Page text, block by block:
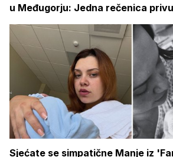
u Međugorju: Jedna rečenica
Sjećate se simpatične Manje iz